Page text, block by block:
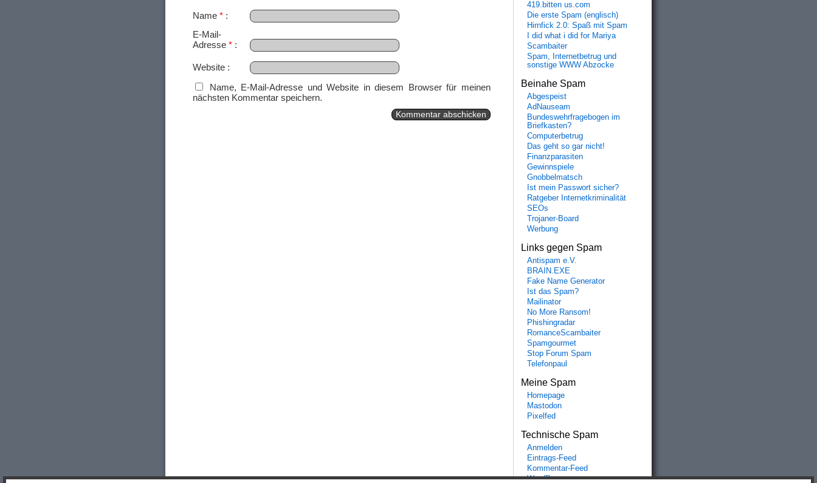
Name *
E-Mail-
Adresse *
Website
Name, E-Mail-Adresse und Website in diesem Browser für meinen
nächsten Kommentar speichern.
419.bitten us.com
Die erste Spam (englisch)
Hirnfick 2.0: Spaß mit Spam
I did what i did for Mariya
Scambaiter
Spam, Internetbetrug und
sonstige WWW Abzocke
Beinahe Spam
Abgespeist
AdNauseam
Bundeswehrfragebogen im
Briefkasten?
Computerbetrug
Das geht so gar nicht!
Finanzparasiten
Gewinnspiele
Gnobbelmatsch
Ist mein Passwort sicher?
Ratgeber Internetkriminalität
SEOs
Trojaner-Board
Werbung
Links gegen Spam
Antispam e.V.
BRAIN.EXE
Fake Name Generator
Ist das Spam?
Mailinator
No More Ransom!
Phishingradar
RomanceScambaiter
Spamgourmet
Stop Forum Spam
Telefonpaul
Meine Spam
Homepage
Mastodon
Pixelfed
Technische Spam
Anmelden
Eintrags-Feed
Kommentar-Feed
WordPress.org